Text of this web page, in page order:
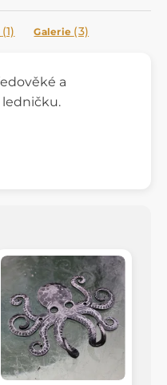
(1) Galerie (3)
a
ledničku.